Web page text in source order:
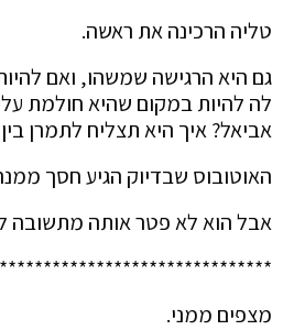
טליה הרכינה את ראשה.
גם היא הרגישה שמשהו, ואם
לה להיות במקום שהיא חולמת
אביאל? איך היא תצליח לתמרן
האוטובוס שבדיוק הגיע חסך
אבל הוא לא פטר אותה מתשובה
מצפים ממני.